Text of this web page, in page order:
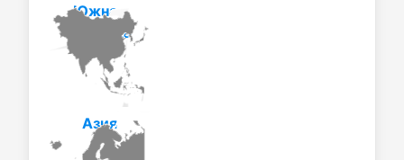
Южная
Америка
Азия